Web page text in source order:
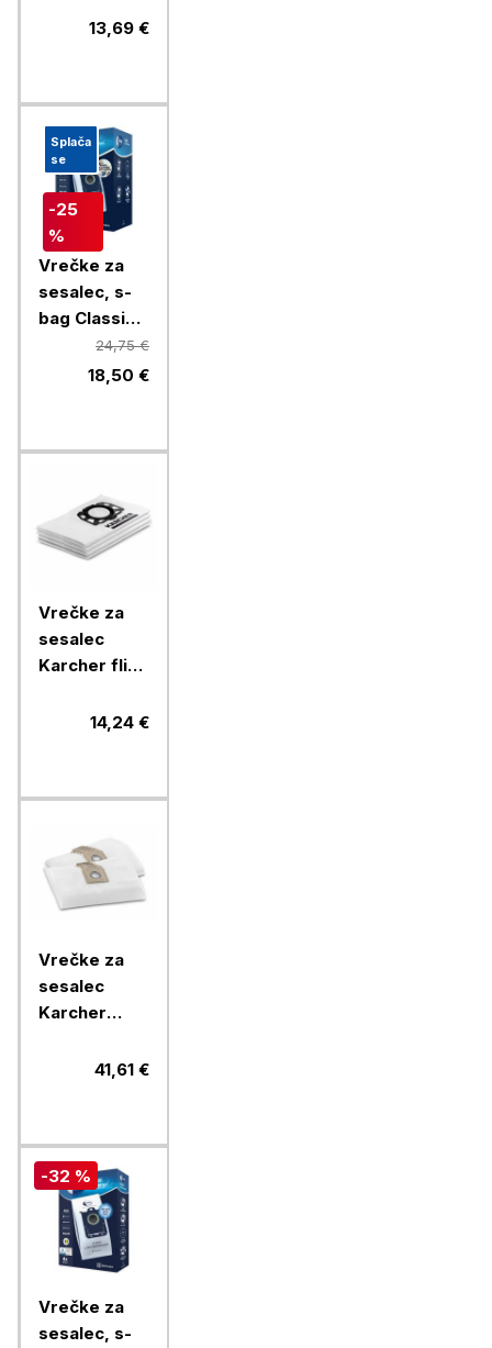
E206S,13,69 €
Splača
se
-25
%
Vrečke za
sesalec, s-
bag Classic
Performance,
12/1
24,75 €
18,50 €
Vrečke za
sesalec
Karcher flis
WD2/3 in SE
vrečke
14,24 €
Vrečke za
sesalec
Karcher
T10 in T12 10
41,61 €
-32 %
Vrečke za
sesalec, s-